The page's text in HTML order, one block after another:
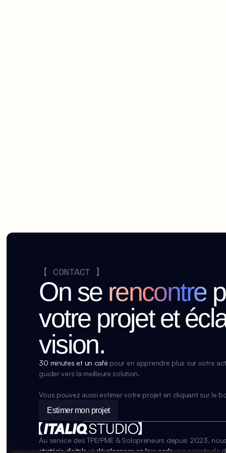
【 CONTACT 】
On se rencontre
votre projet et
vision.
30 minutes et un café pour en apprendre plus sur votre
guider vers la meilleure solution.
Vous pouvez aussi estimer votre projet en cliquant sur le
Estimer mon projet
Au service des TPE/PME & Solopreneurs depuis 2023.
stratégie digitale et développons en low-code vos projets de